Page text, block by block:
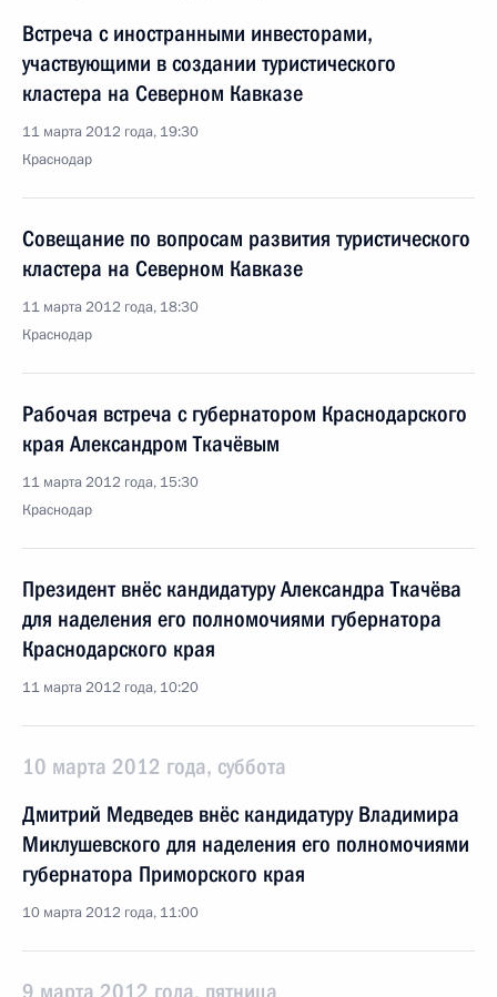
Встреча с иностранными инвесторами,
участвующими в создании туристического
кластера на Северном Кавказе
11 марта 2012 года, 19:30
Краснодар
Совещание по вопросам развития туристического
кластера на Северном Кавказе
11 марта 2012 года, 18:30
Краснодар
Рабочая встреча с губернатором Краснодарского
края Александром Ткачёвым
11 марта 2012 года, 15:30
Краснодар
Президент внёс кандидатуру Александра Ткачёва
для наделения его полномочиями губернатора
Краснодарского края
11 марта 2012 года, 10:20
10 марта 2012 года, суббота
Дмитрий Медведев внёс кандидатуру Владимира
Миклушевского для наделения его полномочиями
губернатора Приморского края
10 марта 2012 года, 11:00
9 марта 2012 года, пятница